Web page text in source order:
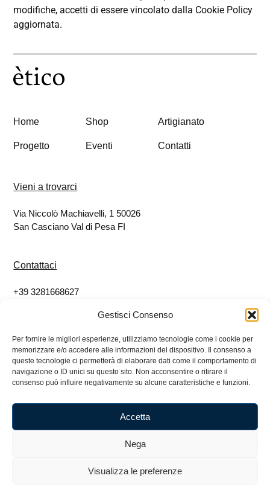
Gestisci Consenso
Per fornire le migliori esperienze, utilizziamo tecnologie come i cookie per
memorizzare e/o accedere alle informazioni del dispositivo. Il consenso a
queste tecnologie ci permetterà di elaborare dati come il comportamento di
navigazione o ID unici su questo sito. Non acconsentire o ritirare il
consenso può influire negativamente su alcune caratteristiche e funzioni.
Accetta
Nega
Visualizza le preferenze
modifiche, accetti di essere vincolato dalla Cookie Policy
aggiornata.
Home Shop Artigianato
Progetto Eventi Contatti
Vieni a trovarci
Via Niccolò Machiavelli, 1 50026
San Casciano Val di Pesa FI
Contattaci
+39 3281668627
Seguici
Facebook
Instagram
Etico Impresa Sociale SRL – 07080780484 – Via